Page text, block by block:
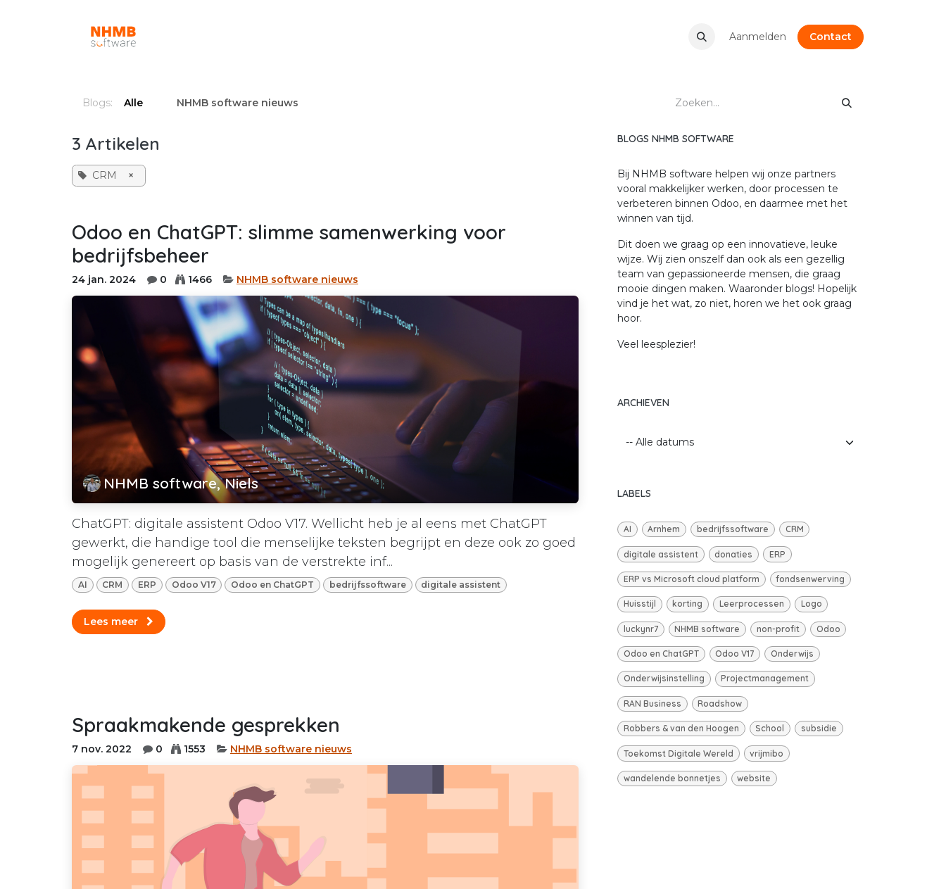
Vacatures Afspraak Privacy Odoo Krachtige
Aanmelden Contact
Blogs: Alle NHMB software nieuws
3 Artikelen
CRM ×
Odoo en ChatGPT: slimme samenwerking voor
bedrijfsbeheer
24 jan. 2024 0 1466 NHMB software nieuws
NHMB software, Niels
ChatGPT: digitale assistent Odoo V17. Wellicht heb je al eens met ChatGPT
gewerkt, die handige tool die menselijke teksten begrijpt en deze ook zo goed
mogelijk genereert op basis van de verstrekte inf...
AI CRM ERP Odoo V17 Odoo en ChatGPT bedrijfssoftware digitale assistent
Lees meer
Spraakmakende gesprekken
7 nov. 2022 0 1553 NHMB software nieuws
BLOGS NHMB SOFTWARE
Bij NHMB software helpen wij onze partners
vooral makkelijker werken, door processen te
verbeteren binnen Odoo, en daarmee met het
winnen van tijd.
Dit doen we graag op een innovatieve, leuke
wijze. Wij zien onszelf dan ook als een gezellig
team van gepassioneerde mensen, die graag
mooie dingen maken. Waaronder blogs! Hopelijk
vind je het wat, zo niet, horen we het ook graag
hoor.
Veel leesplezier!
ARCHIEVEN
LABELS
AI Arnhem bedrijfssoftware CRM
digitale assistent donaties ERP
ERP vs Microsoft cloud platform fondsenwerving
Huisstijl korting Leerprocessen Logo
luckynr7 NHMB software non-profit Odoo
Odoo en ChatGPT Odoo V17 Onderwijs
Onderwijsinstelling Projectmanagement
RAN Business Roadshow
Robbers & van den Hoogen School subsidie
Toekomst Digitale Wereld vrijmibo
wandelende bonnetjes website